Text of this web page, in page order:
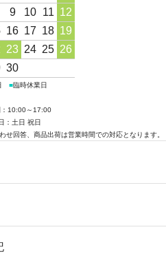
9 10 11 12
16 17 18 19
23 24 25 26
30
■臨時休業日
：10:00～17:00
：土日 祝日
回答、商品出荷は営業時間での対応となります。